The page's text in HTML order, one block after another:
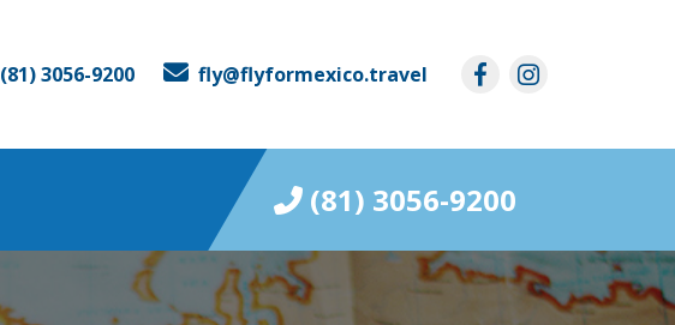
(81) 3056-9200 fly@flyformexico.travel
(81) 3056-9200